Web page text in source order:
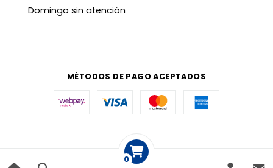
0
Domingo sin atención
MÉTODOS DE PAGO ACEPTADOS